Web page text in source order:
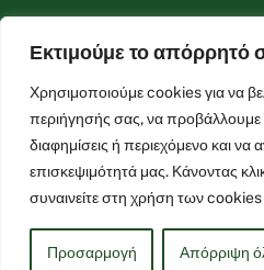
Εκτιμούμε το απόρρητό
Χρησιμοποιούμε cookies για να
περιήγησής σας, να προβάλλουμε
διαφημίσεις ή περιεχόμενο και να
επισκεψιμότητά μας. Κάνοντας
συναινείτε στη χρήση των
Προσαρμογή Απόρριψη
Μετεωρολογικός
Facebook Live